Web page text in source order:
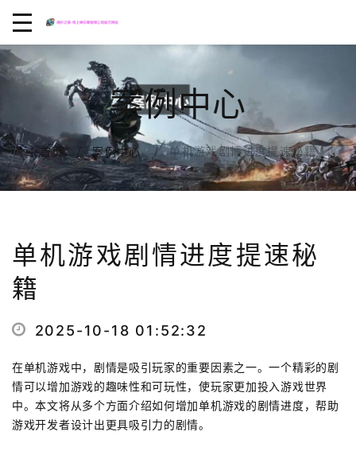
案例中心
首页 案例中心 单机游戏剧情进度提速秘籍
单机游戏剧情进度提速秘
籍
2025-10-18 01:52:32
在单机游戏中，剧情是吸引玩家的重要因素之一。一个精彩的剧
情可以增加游戏的趣味性和可玩性，使玩家更加投入游戏世界
中。本文将从多个方面介绍如何增加单机游戏的剧情进度，帮助
游戏开发者设计出更具吸引力的剧情。